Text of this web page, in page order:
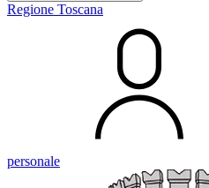
Regione Toscana
personale